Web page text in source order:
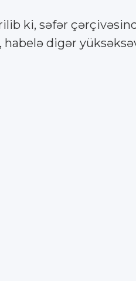
ki, səfər
digər